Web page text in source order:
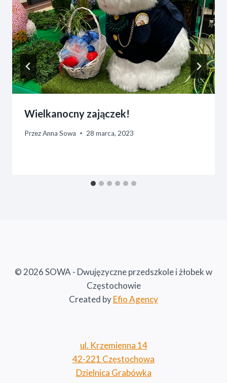
Wielkanocny zajączek!
PrzezAnna Sowa 28 marca, 2023
© 2026 SOWA - Dwujęzyczne przedszkole i żłobek w
Częstochowie
Created byEfio Agency
ul. Krzemienna 14
42-221 Częstochowa
Dzielnica Grabówka